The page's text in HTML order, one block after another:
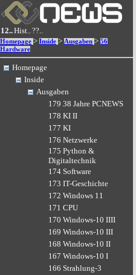
12..Hist..??..
Homepage > Inside > Ausgaben > 56
Hardware
Homepage
Inside
Ausgaben
179 38 Jahre PCNEWS
178 KI II
177 KI
176 Netzwerke
175 Python &
Digitaltechnik
174 Software
173 IT-Geschichte
172 Windows 11
171 CPU
170 Windows-10 IIII
169 Windows-10 III
168 Windows-10 II
167 Windows-10 I
166 Strahlung-3